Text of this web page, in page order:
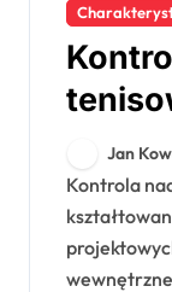
Jan
Kontrola nad piłkami tenisowymi jest